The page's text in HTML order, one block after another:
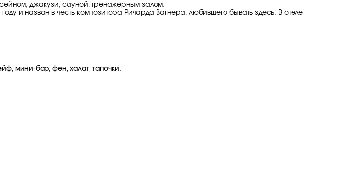
джакузи, сауной, тренажерным залом.
и назван в честь композитора Ричарда Вагнера, любившего бывать здесь. В отеле
мини-бар, фен, халат, тапочки.